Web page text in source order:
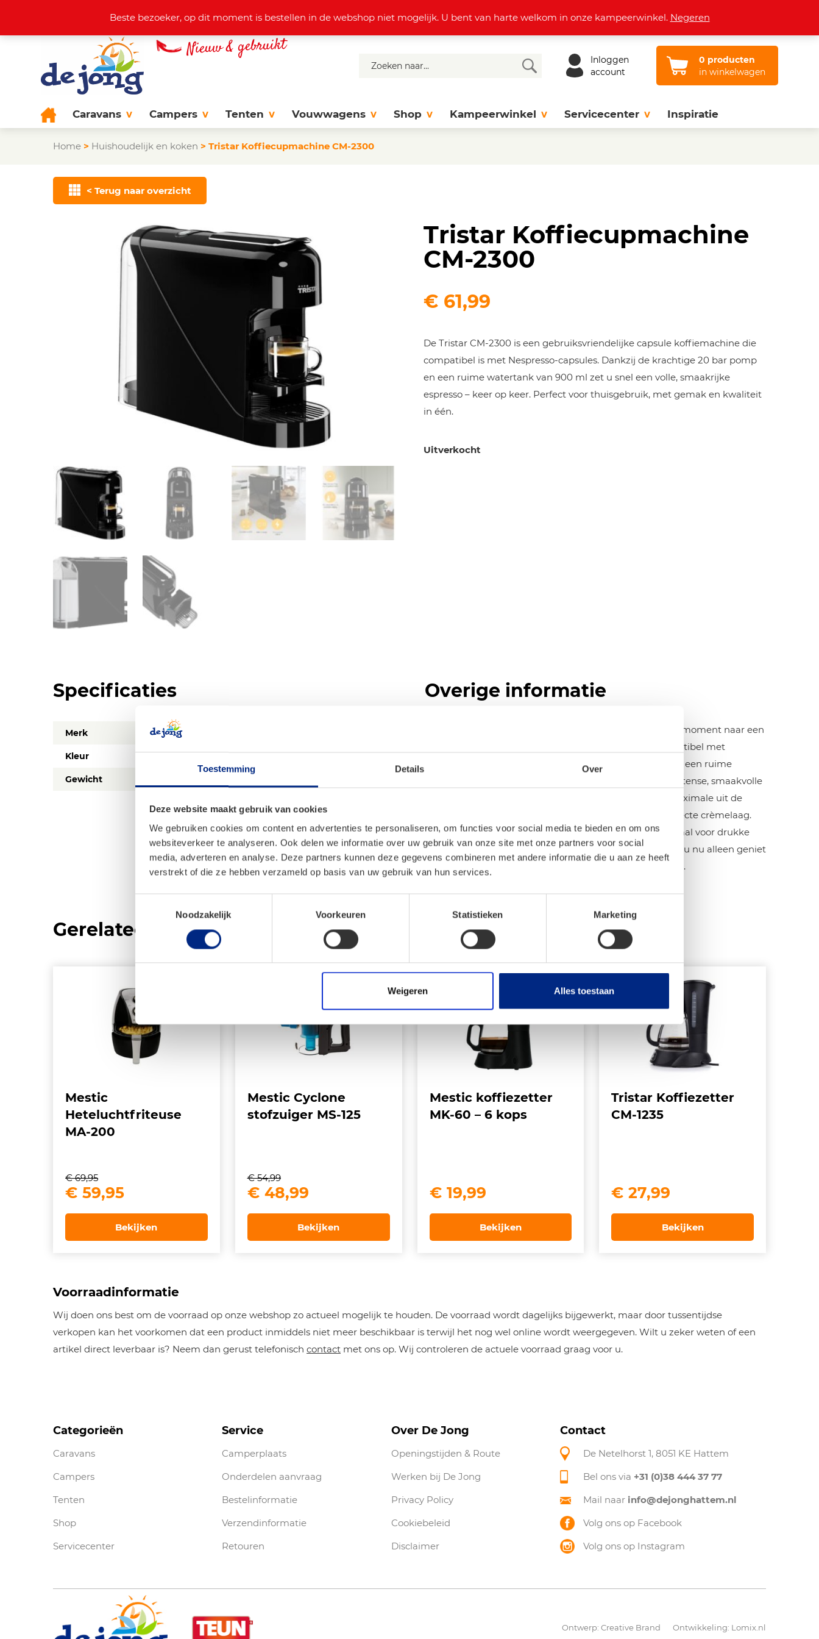
Toestemming Details Over
Deze website maakt gebruik van cookies
We gebruiken cookies om content en advertenties te personaliseren, om functies voor social media te bieden en om ons
websiteverkeer te analyseren. Ook delen we informatie over uw gebruik van onze site met onze partners voor social
media, adverteren en analyse. Deze partners kunnen deze gegevens combineren met andere informatie die u aan ze heeft
verstrekt of die ze hebben verzameld op basis van uw gebruik van hun services.
Noodzakelijk
Voorkeuren Statistieken Marketing
Weigeren Alles toestaan
Actuele aanbod +31 (0)38 444 37 77 info@dejonghattem.nl Openingstijden Vacatures
Inloggen
account
0 producten
in winkelwagen
Caravans Campers Tenten Vouwwagens Shop Kampeerwinkel Servicecenter Inspiratie
Home > Huishoudelijk en koken > Tristar Koffiecupmachine CM-2300
< Terug naar overzicht
Tristar Koffiecupmachine
CM-2300
€ 61,99
De Tristar CM-2300 is een gebruiksvriendelijke capsule koffiemachine die
compatibel is met Nespresso-capsules. Dankzij de krachtige 20 bar pomp
en een ruime watertank van 900 ml zet u snel een volle, smaakrijke
espresso – keer op keer. Perfect voor thuisgebruik, met gemak en kwaliteit
in één.
Uitverkocht
Specificaties
Merk
Kleur Zwart
Gewicht
Overige informatie
De Tristar CM-2300 Capsule Koffiemachine tilt het koffiemoment naar een
hoger niveau. Dit gebruiksvriendelijke apparaat is compatibel met
Nespresso-capsules, heeft een krachtige 20 bar pomp en een ruime
watertank van 900 ml. Zo zet u snel en eenvoudig een intense, smaakvolle
espresso. Dankzij de hoge druk haalt de machine het maximale uit de
koffiecapsule: rijke aroma’s, een volle smaak en een perfecte crèmelaag.
De royale watertank betekent minder vaak bijvullen, ideaal voor drukke
ochtenden of als u meerdere kopjes achter elkaar zet. Of u nu alleen geniet
of gasten ontvangt: de Tristar CM-2300 staat voor je klaar.
Gerelateerde producten
Mestic
Heteluchtfriteuse
MA-200
€69,95
Oorspronkelijke
€ 69,95.
€ 59,95Huidige
is:
€ 59,95.
Bekijken
Mestic Cyclone
stofzuiger MS-125
€54,99
Oorspronkelijke
€ 54,99.
€ 48,99Huidige
is:
€ 48,99.
Bekijken
Mestic koffiezetter
MK-60 – 6 kops
€ 19,99
Bekijken
Tristar Koffiezetter
CM-1235
€ 27,99
Bekijken
Voorraadinformatie
Wij doen ons best om de voorraad op onze webshop zo actueel mogelijk te houden. De voorraad wordt dagelijks bijgewerkt, maar door tussentijdse
verkopen kan het voorkomen dat een product inmiddels niet meer beschikbaar is terwijl het nog wel online wordt weergegeven. Wilt u zeker weten of een
artikel direct leverbaar is? Neem dan gerust telefonisch contact met ons op. Wij controleren de actuele voorraad graag voor u.
Categorieën
Caravans
Campers
Tenten
Shop
Servicecenter
Service
Camperplaats
Onderdelen aanvraag
Bestelinformatie
Verzendinformatie
Retouren
Over De Jong
Openingstijden & Route
Werken bij De Jong
Privacy Policy
Cookiebeleid
Disclaimer
Contact
De Netelhorst 1, 8051 KE Hattem
Bel ons via +31 (0)38 444 37 77
Mail naar info@dejonghattem.nl
Volg ons op Facebook
Volg ons op Instagram
Ontwerp: Creative Brand Ontwikkeling: Lomix.nl
Beste bezoeker, op dit moment is bestellen in de webshop niet mogelijk. U bent van harte welkom in onze kampeerwinkel. Negeren